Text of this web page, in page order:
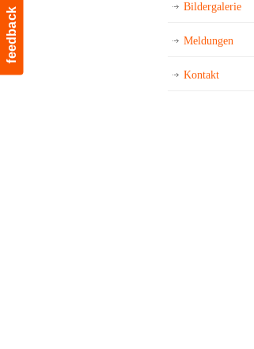
feedback Bildergalerie
Meldungen
Kontakt